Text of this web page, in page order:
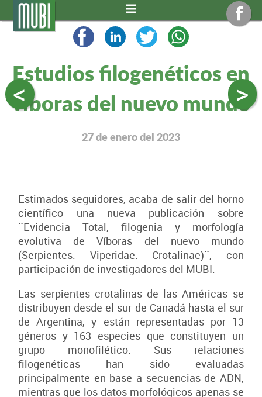
< >
Estudios filogenéticos en
víboras del nuevo mundo
27 de enero del 2023
Estimados seguidores, acaba de salir del horno
científico una nueva publicación sobre
¨Evidencia Total, filogenia y morfología
evolutiva de Víboras del nuevo mundo
(Serpientes: Viperidae: Crotalinae)¨, con
participación de investigadores del MUBI.
Las serpientes crotalinas de las Américas se
distribuyen desde el sur de Canadá hasta el sur
de Argentina, y están representadas por 13
géneros y 163 especies que constituyen un
grupo monofilético. Sus relaciones
filogenéticas han sido evaluadas
principalmente en base a secuencias de ADN,
mientras que los datos morfológicos apenas se